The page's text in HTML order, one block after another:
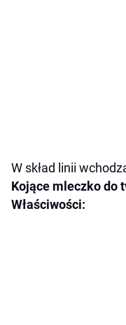
W skład linii
Kojące mleczko do
Właściwości: